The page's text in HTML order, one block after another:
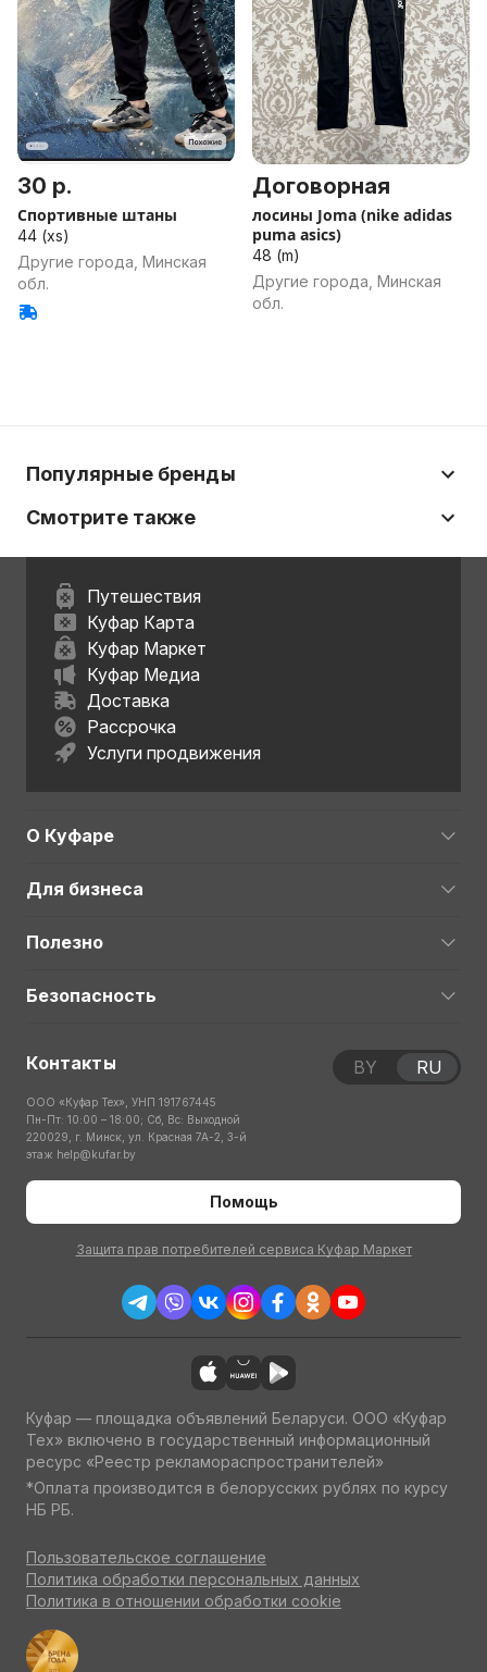
30 р.
Спортивные штаны
44 (xs)
Другие города, Минская
обл.
Договорная
лосины Joma (nike adidas
puma asics)
48 (m)
Другие города, Минская
обл.
Популярные бренды
Смотрите также
Путешествия
Куфар Карта
Куфар Маркет
Куфар Медиа
Доставка
Рассрочка
Услуги продвижения
О Куфаре
Для бизнеса
Полезно
Безопасность
Контакты
ООО «Куфар Тех», УНП 191767445
Пн-Пт: 10:00 – 18:00; Сб, Вс: Выходной
220029, г. Минск, ул. Красная 7А-2, 3-й
этаж help@kufar.by
Помощь
Защита прав потребителей сервиса Куфар Маркет
BY RU
Куфар — площадка объявлений Беларуси. ООО «Куфар
Тех» включено в государственный информационный
ресурс «Реестр рекламораспространителей»
*Оплата производится в белорусских рублях по курсу
НБ РБ.
Пользовательское соглашение
Политика обработки персональных данных
Политика в отношении обработки cookie